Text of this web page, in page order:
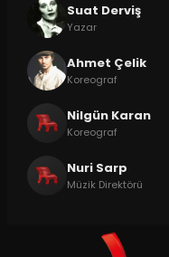
Suat Derviş
Yazar
Ahmet Çelik
Koreograf
Nilgün Karan
Koreograf
Nuri Sarp
Müzik Direktörü